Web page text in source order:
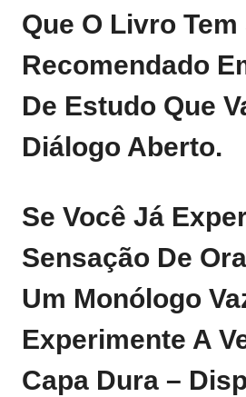
Que O Livro Tem
Recomendado
De Estudo Que
Diálogo Aberto.
Se Você Já
Sensação De
Um Monólogo
Experimente A
Capa Dura –